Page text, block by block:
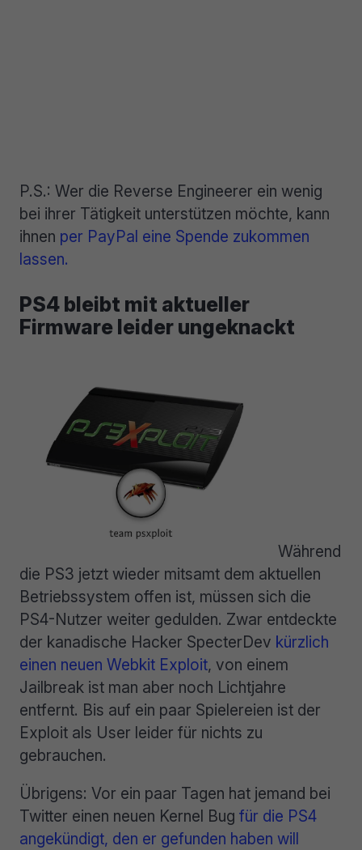
P.S.: Wer die Reverse Engineerer ein wenig
bei ihrer Tätigkeit unterstützen möchte, kann
ihnen per PayPal eine Spende zukommen
lassen.
PS4 bleibt mit aktueller
Firmware leider ungeknackt
Während
die PS3 jetzt wieder mitsamt dem aktuellen
Betriebssystem offen ist, müssen sich die
PS4-Nutzer weiter gedulden. Zwar entdeckte
der kanadische Hacker SpecterDev kürzlich
einen neuen Webkit Exploit, von einem
Jailbreak ist man aber noch Lichtjahre
entfernt. Bis auf ein paar Spielereien ist der
Exploit als User leider für nichts zu
gebrauchen.
Übrigens: Vor ein paar Tagen hat jemand bei
Twitter einen neuen Kernel Bug für die PS4
angekündigt, den er gefunden haben will